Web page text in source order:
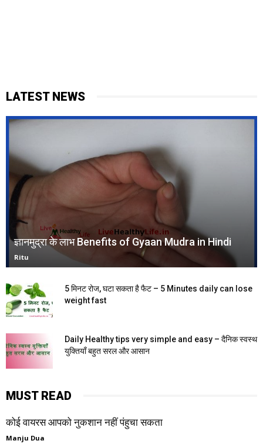
LATEST NEWS
ज्ञानमुद्रा के लाभ Benefits of Gyaan Mudra in Hindi
Ritu
5 मिनट रोज, घटा सकता है फैट – 5 Minutes daily can lose
weight fast
Daily Healthy tips very simple and easy – दैनिक स्वस्थ
युक्तियाँ बहुत सरल और आसान
MUST READ
कोई वायरस आपको नुकशान नहीं पंहुचा सकता
Manju Dua